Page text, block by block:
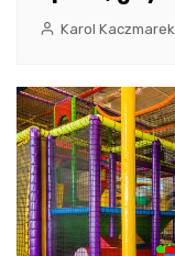
Karol Kaczmarek